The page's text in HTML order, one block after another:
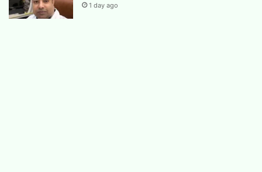
1 day ago